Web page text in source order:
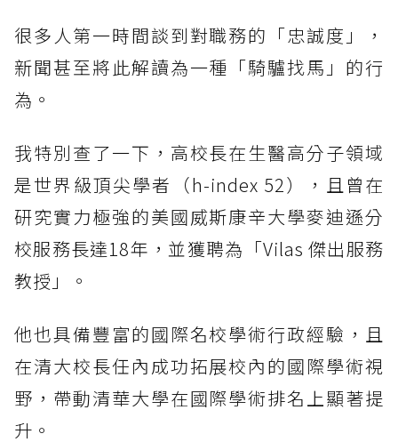
很多人第一時間談到對職務的「忠誠度」，
新聞甚至將此解讀為一種「騎驢找馬」的行
為。
我特別查了一下，高校長在生醫高分子領域
是世界級頂尖學者（h-index 52），且曾在
研究實力極強的美國威斯康辛大學麥迪遜分
校服務長達18年，並獲聘為「Vilas 傑出服務
教授」。
他也具備豐富的國際名校學術行政經驗，且
在清大校長任內成功拓展校內的國際學術視
野，帶動清華大學在國際學術排名上顯著提
升。